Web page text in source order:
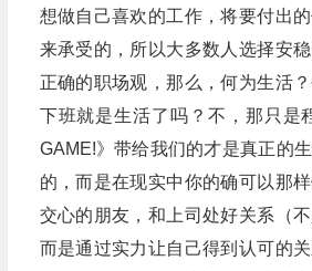
想做自己喜欢的工作，将要付出
来承受的，所以大多数人选择安
正确的职场观，那么，何为生活
下班就是生活了吗？不，那只是
GAME!》带给我们的才是真正的
的，而是在现实中你的确可以那
交心的朋友，和上司处好关系（
而是通过实力让自己得到认可的